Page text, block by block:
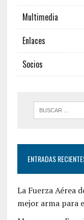
Multimedia
Enlaces
Socios
ENTRADAS
La Fuerza Aérea
mejor arma para